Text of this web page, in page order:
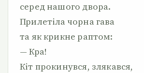
серед нашого двора.
Прилетіла чорна гава
та як крикне раптом:
— Кра!
Кіт прокинувся, злякався,